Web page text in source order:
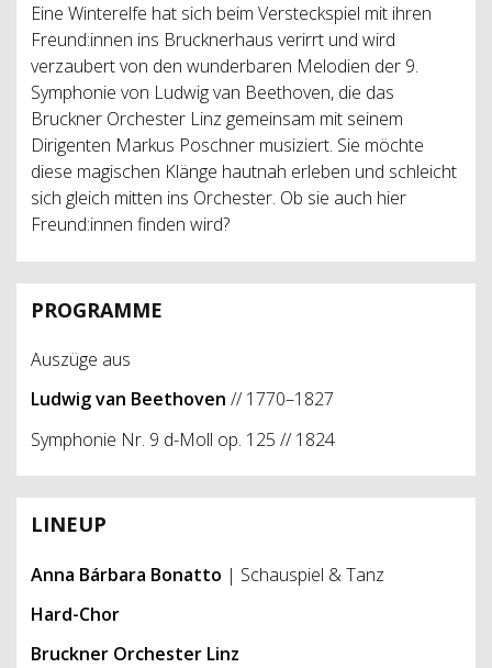
Eine Winterelfe hat sich beim Versteckspiel mit ihren
Freund:innen ins Brucknerhaus verirrt und wird
verzaubert von den wunderbaren Melodien der 9.
Symphonie von Ludwig van Beethoven, die das
Bruckner Orchester Linz gemeinsam mit seinem
Dirigenten Markus Poschner musiziert. Sie möchte
diese magischen Klänge hautnah erleben und schleicht
sich gleich mitten ins Orchester. Ob sie auch hier
Freund:innen finden wird?
PROGRAMME
Auszüge aus
Ludwig van Beethoven // 1770–1827
Symphonie Nr. 9 d-Moll op. 125 // 1824
LINEUP
Anna Bárbara Bonatto | Schauspiel & Tanz
Hard-Chor
Bruckner Orchester Linz